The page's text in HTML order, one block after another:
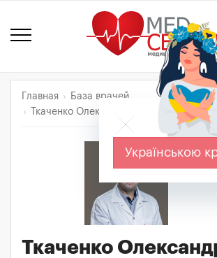
Главная
База врачей
Ткаченко Олександр Григорович
Ткаченко
Українською